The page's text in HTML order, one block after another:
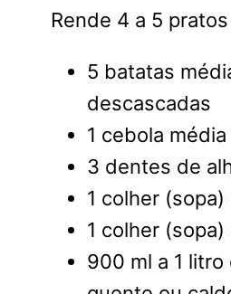
Rende 4 a 5
5 batatas
descascadas
1 cebola
3 dentes de
1 colher
1 colher
900 ml a 1 litro